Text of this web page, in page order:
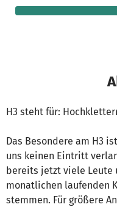
H3 steht für:
Das Besondere am H3
uns keinen Eintritt
bereits jetzt viele
monatlichen laufenden
stemmen. Für größere